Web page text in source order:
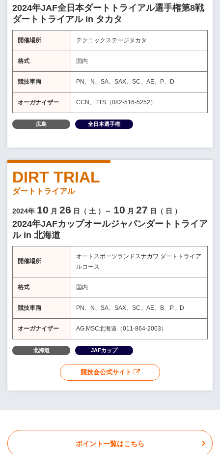
2024年JAF全日本ダートトライアル選手権第8戦
ダートトライアル in タカタ
開催場所 テクニックステージタカタ
格式 国内
競技車両 PN、N、SA、SAX、SC、AE、P、D
オーガナイザー CCN、TTS（082-516-5252）
広島 全日本選手権
DIRT TRIAL
ダートトライアル
2024年 10 月 26 日（ 土 ）～ 10 月 27 日（ 日 ）
2024年JAFカップオールジャパンダートトライア
ル in 北海道
開催場所
オートスポーツランドスナガワ ダートトライア
ルコース
格式 国内
競技車両 PN、N、SA、SAX、SC、AE、B、P、D
オーガナイザー AG.MSC北海道（011-864-2003）
北海道 JAFカップ
競技会公式サイト
ポイント一覧はこちら